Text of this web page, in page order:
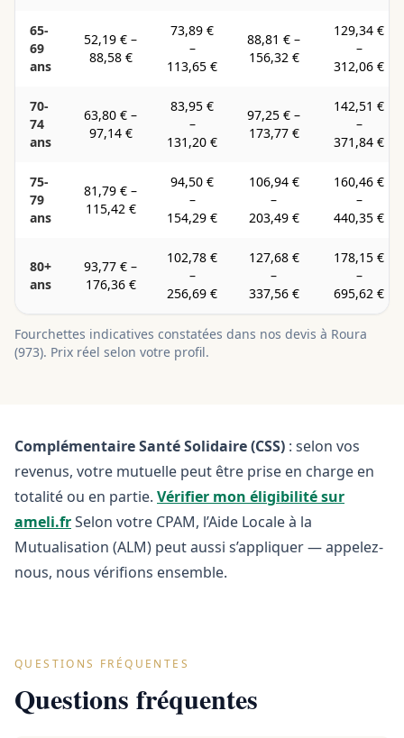
65-
69
ans
52,19 € –
88,58 €
73,89 €
–
113,65 €
88,81 € –
156,32 €
129,34 €
–
312,06 €
70-
74
ans
63,80 € –
97,14 €
83,95 €
–
131,20 €
97,25 € –
173,77 €
142,51 €
–
371,84 €
75-
79
ans
81,79 € –
115,42 €
94,50 €
–
154,29 €
106,94 €
–
203,49 €
160,46 €
–
440,35 €
80+
ans
93,77 € –
176,36 €
102,78 €
–
256,69 €
127,68 €
–
337,56 €
178,15 €
–
695,62 €
Fourchettes indicatives constatées dans nos devis à Roura
(973). Prix réel selon votre profil.
Complémentaire Santé Solidaire (CSS) : selon vos
revenus, votre mutuelle peut être prise en charge en
totalité ou en partie. Vérifier mon éligibilité sur
ameli.frSelon votre CPAM, l’Aide Locale à la
Mutualisation (ALM) peut aussi s’appliquer — appelez-
nous, nous vérifions ensemble.
QUESTIONS FRÉQUENTES
Questions fréquentes